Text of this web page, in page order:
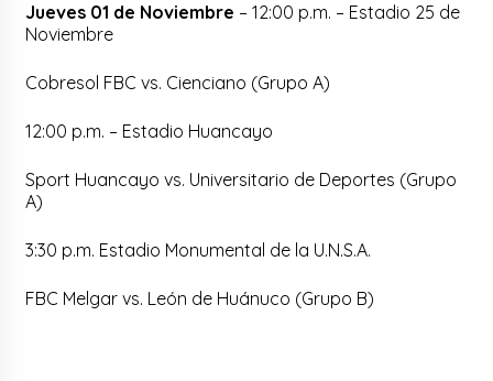
Jueves 01 de Noviembre – 12:00 p.m. – Estadio 25 de
Noviembre
Cobresol FBC vs. Cienciano (Grupo A)
12:00 p.m. – Estadio Huancayo
Sport Huancayo vs. Universitario de Deportes (Grupo
A)
3:30 p.m. Estadio Monumental de la U.N.S.A.
FBC Melgar vs. León de Huánuco (Grupo B)